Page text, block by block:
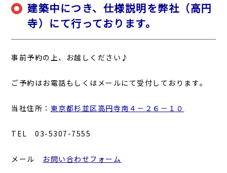
建築中につき、仕様説明を弊社（高円
寺）にて行っております。
事前予約の上、お越しください♪
ご予約はお電話もしくはメールにて受付しております。
当社住所： 東京都杉並区高円寺南４－２６－１０
TEL 03-5307-7555
メール お問い合わせフォーム